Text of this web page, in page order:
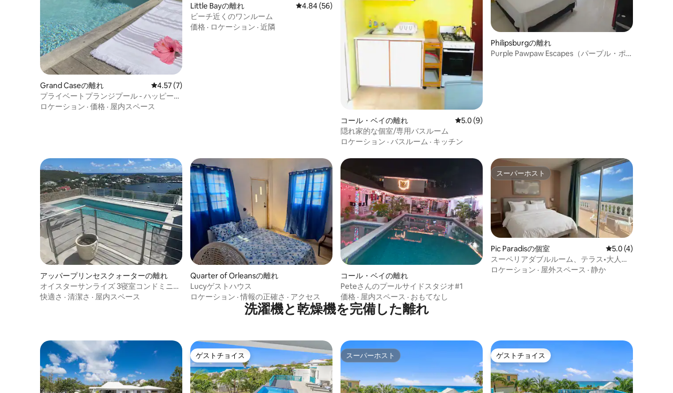
Grand Caseの離れ レビュー7件、5つ星中4.57つ星の平均評価
4.57 (7)
プライベートプランジプール - ハッピーバ
レーとフライアーズベイまで徒歩圏内
ロケーション · 価格 · 屋内スペース
Little Bayの離れ レビュー56件、5つ星中4.84つ星の平均評価
4.84 (56)
ビーチ近くのワンルーム
価格 · ロケーション · 近隣
コール・ベイの離れ レビュー9件、5つ星中5.0つ星の平均評価
5.0 (9)
隠れ家的な個室/専用バスルーム
ロケーション · バスルーム · キッチン
Philipsburgの離れ
Purple Pawpaw Escapes（パープル・ポ
アッパープリンセスクォーターの離れ
オイスターサンライズ 3寝室コンドミニア
ム
快適さ · 清潔さ · 屋内スペース
Quarter of Orleansの離れ
Lucyゲストハウス
ロケーション ·情報の正確さ · アクセス
コール・ベイの離れ
Peteさんのプールサイドスタジオ#1
価格 · 屋内スペース · おもてなし
スーパーホスト
スーパーホスト
Pic Paradisの個室 レビュー4件、5つ
5.0 (4)
スーペリアダブルルーム、テラス•大人専
用
ロケーション · 屋外スペース · 静か
洗濯機と乾燥機を完備した離れ
ゲストチョイス
ゲストチョイス スーパーホスト
スーパーホスト ゲストチョイス
ゲストチョイス